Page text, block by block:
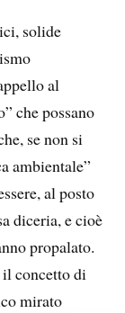
solide
al
che possano
se non si
ambientale”
al posto
diceria, e cioè
propalato.
il concetto di
mirato